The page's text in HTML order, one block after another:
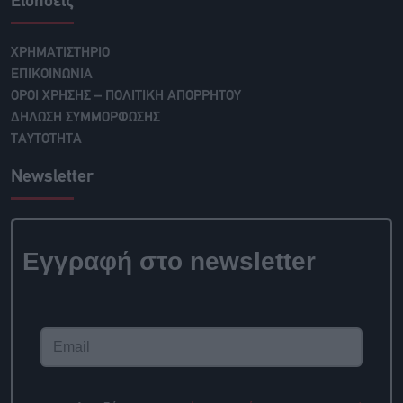
ΧΡΗΜΑΤΙΣΤΗΡΙΟ
ΕΠΙΚΟΙΝΩΝΙΑ
ΟΡΟΙ ΧΡΗΣΗΣ – ΠΟΛΙΤΙΚΗ ΑΠΟΡΡΗΤΟΥ
ΔΗΛΩΣΗ ΣΥΜΜΟΡΦΩΣΗΣ
ΤΑΥΤΟΤΗΤΑ
Newsletter
Εγγραφή στο newsletter